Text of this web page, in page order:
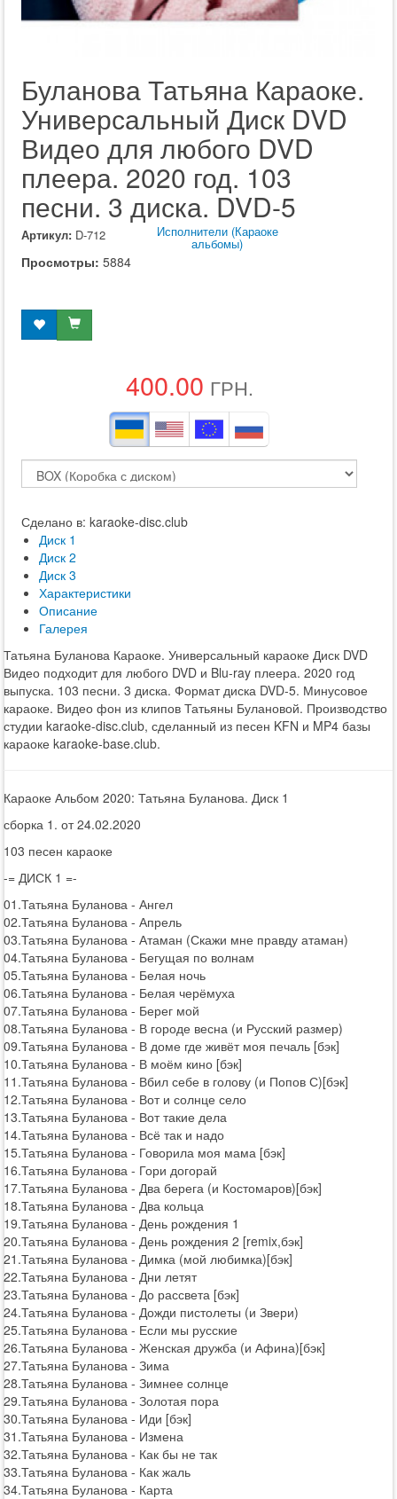
Буланова Татьяна Караоке.
Универсальный Диск DVD
Видео для любого DVD
плеера. 2020 год. 103
песни. 3 диска. DVD-5
Артикул: D-712 Исполнители (Караоке
альбомы)
Просмотры: 5884
400.00 ГРН.
Сделано в: karaoke-disc.club
Диск 1
Диск 2
Диск 3
Характеристики
Описание
Галерея
Татьяна Буланова Караоке. Универсальный караоке Диск DVD
Видео подходит для любого DVD и Blu-ray плеера. 2020 год
выпуска. 103 песни. 3 диска. Формат диска DVD-5. Минусовое
караоке. Видео фон из клипов Татьяны Булановой. Производство
студии karaoke-disc.club, сделанный из песен KFN и MP4 базы
караоке karaoke-base.club.
Караоке Альбом 2020: Татьяна Буланова. Диск 1
сборка 1. от 24.02.2020
103 песен караоке
-= ДИСК 1 =-
01.Татьяна Буланова - Ангел
02.Татьяна Буланова - Апрель
03.Татьяна Буланова - Атаман (Скажи мне правду атаман)
04.Татьяна Буланова - Бегущая по волнам
05.Татьяна Буланова - Белая ночь
06.Татьяна Буланова - Белая черёмуха
07.Татьяна Буланова - Берег мой
08.Татьяна Буланова - В городе весна (и Русский размер)
09.Татьяна Буланова - В доме где живёт моя печаль [бэк]
10.Татьяна Буланова - В моём кино [бэк]
11.Татьяна Буланова - Вбил себе в голову (и Попов С)[бэк]
12.Татьяна Буланова - Вот и солнце село
13.Татьяна Буланова - Вот такие дела
14.Татьяна Буланова - Всё так и надо
15.Татьяна Буланова - Говорила моя мама [бэк]
16.Татьяна Буланова - Гори догорай
17.Татьяна Буланова - Два берега (и Костомаров)[бэк]
18.Татьяна Буланова - Два кольца
19.Татьяна Буланова - День рождения 1
20.Татьяна Буланова - День рождения 2 [remix,бэк]
21.Татьяна Буланова - Димка (мой любимка)[бэк]
22.Татьяна Буланова - Дни летят
23.Татьяна Буланова - До рассвета [бэк]
24.Татьяна Буланова - Дожди пистолеты (и Звери)
25.Татьяна Буланова - Если мы русские
26.Татьяна Буланова - Женская дружба (и Афина)[бэк]
27.Татьяна Буланова - Зима
28.Татьяна Буланова - Зимнее солнце
29.Татьяна Буланова - Золотая пора
30.Татьяна Буланова - Иди [бэк]
31.Татьяна Буланова - Измена
32.Татьяна Буланова - Как бы не так
33.Татьяна Буланова - Как жаль
34.Татьяна Буланова - Карта